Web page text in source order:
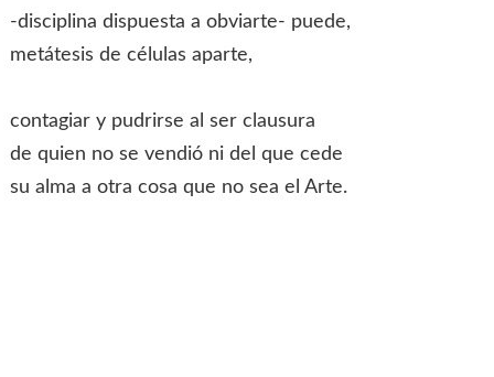
-disciplina dispuesta a obviarte- puede,
metátesis de células aparte,
contagiar y pudrirse al ser clausura
de quien no se vendió ni del que cede
su alma a otra cosa que no sea el Arte.